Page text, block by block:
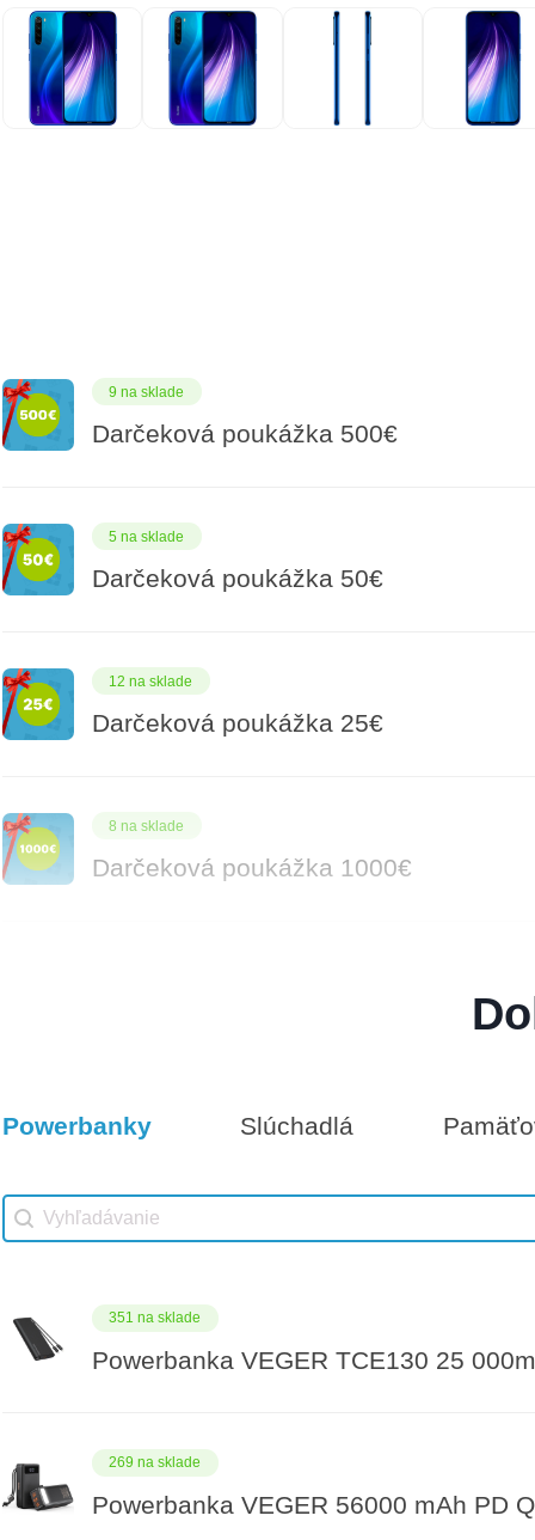
9 na sklade
Darčeková poukážka 500€
5 na sklade
Darčeková poukážka 50€
12 na sklade
Darčeková poukážka 25€
8 na sklade
Darčeková poukážka 1000€
7 na sklade
Vhodné príslušenstvo
Powerbanky Slúchadlá
Vhodné príslušenstvo search
Search content
351 na sklade
Powerbanka VEGER TCE130 25
269 na sklade
Powerbanka VEGER 56000 mAh PD